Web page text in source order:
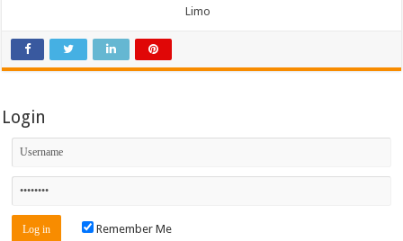
Limo
Login
Remember Me